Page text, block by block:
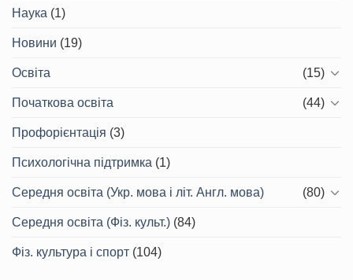
Наука (1)
Новини (19)
Освіта (15)
Початкова освіта (44)
Профорієнтація (3)
Психологічна підтримка (1)
Середня освіта (Укр. мова і літ. Англ. мова) (80)
Середня освіта (Фіз. культ.) (84)
Фіз. культура і спорт (104)